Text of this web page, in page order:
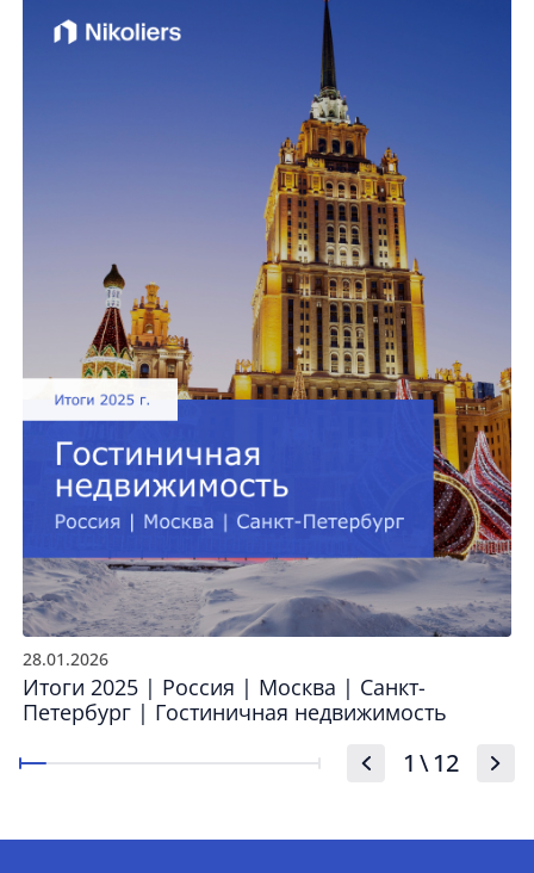
28.01.2026
Итоги 2025 | Россия | Москва | Санкт-
Петербург | Гостиничная недвижимость
1 \12